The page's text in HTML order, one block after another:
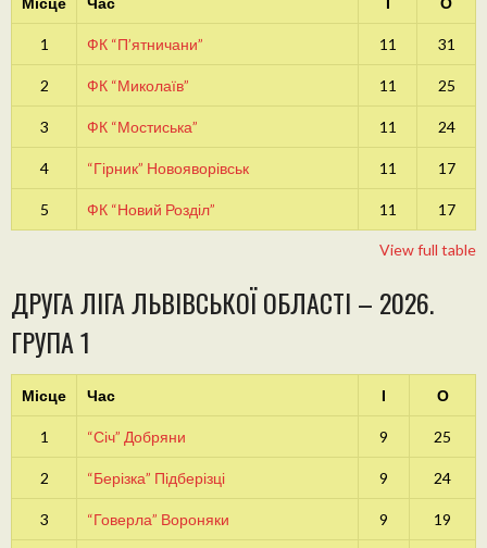
1 ФК “П’ятничани” 11 31
2 ФК “Миколаїв” 11 25
3 ФК “Мостиська” 11 24
4 “Гірник” Новояворівськ 11 17
5 ФК “Новий Розділ” 11 17
View full table
ДРУГА ЛІГА ЛЬВІВСЬКОЇ ОБЛАСТІ – 2026.
ГРУПА 1
Місце Час І О
1 “Січ” Добряни 9 25
2 “Берізка” Підберізці 9 24
3 “Говерла” Вороняки 9 19